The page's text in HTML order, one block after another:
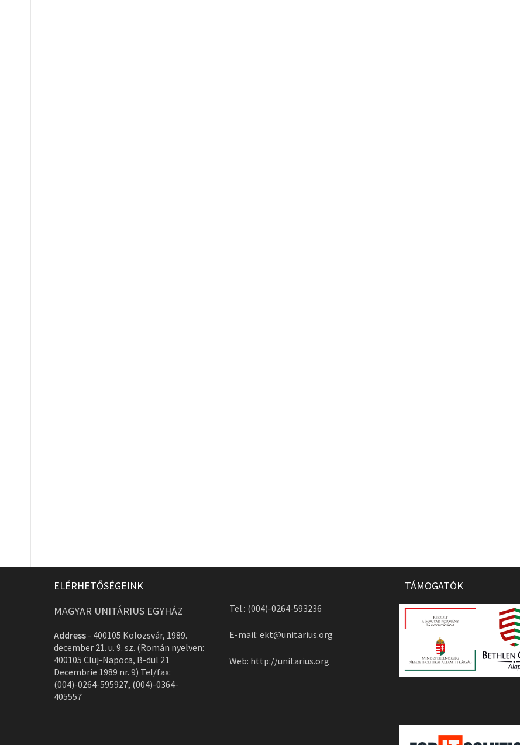
ELÉRHETŐSÉGEINK
MAGYAR UNITÁRIUS EGYHÁZ
Address - 400105 Kolozsvár, 1989.
december 21. u. 9. sz. (Román nyelven:
400105 Cluj-Napoca, B-dul 21
Decembrie 1989 nr. 9) Tel/fax:
(004)-0264-595927, (004)-0364-
405557
Tel.: (004)-0264-593236
E-mail: ekt@unitarius.org
Web: http://unitarius.org
TÁMOGATÓK